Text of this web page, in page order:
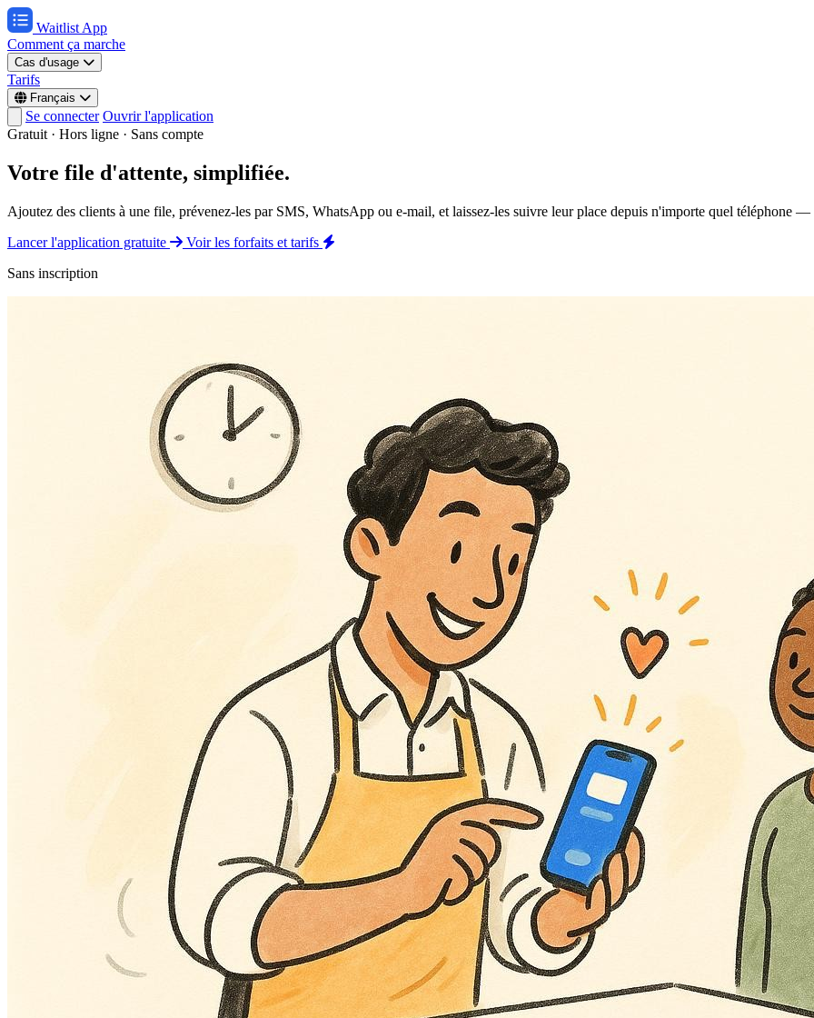
Waitlist App
Comment ça marche
Cas d'usage
Tarifs
Français
Se connecter Ouvrir l'application
Gratuit · Hors ligne · Sans compte
Votre file d'attente, simplifiée.
Ajoutez des clients à une file, prévenez-les par SMS, WhatsApp ou e-mail, et laissez-les suivre leur place depuis n'importe quel téléphone
Lancer l'application gratuite
Voir les forfaits et tarifs
Sans inscription